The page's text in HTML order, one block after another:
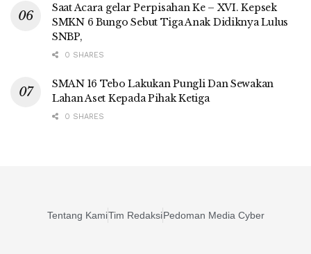
Saat Acara gelar Perpisahan Ke – XVI. Kepsek
SMKN 6 Bungo Sebut Tiga Anak Didiknya Lulus
SNBP,
0 SHARES
SMAN 16 Tebo Lakukan Pungli Dan Sewakan
Lahan Aset Kepada Pihak Ketiga
0 SHARES
Tentang KamiTim RedaksiPedoman Media Cyber